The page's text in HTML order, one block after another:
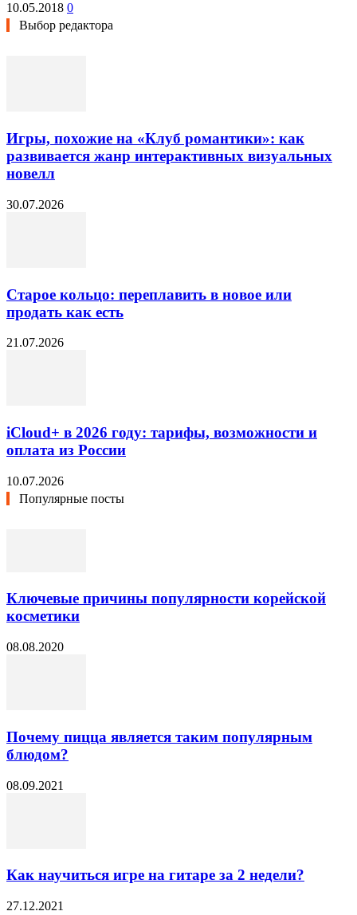
10.05.2018 0
Выбор редактора
Игры, похожие на «Клуб романтики»: как
развивается жанр интерактивных визуальных
новелл
30.07.2026
Старое кольцо: переплавить в новое или
продать как есть
21.07.2026
iCloud+ в 2026 году: тарифы, возможности и
оплата из России
10.07.2026
Популярные посты
Ключевые причины популярности корейской
косметики
08.08.2020
Почему пицца является таким популярным
блюдом?
08.09.2021
Как научиться игре на гитаре за 2 недели?
27.12.2021